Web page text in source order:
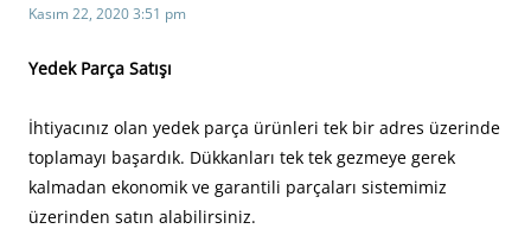
Kasım 22, 2020 3:51 pm
Yedek Parça Satışı
İhtiyacınız olan yedek parça ürünleri tek bir adres üzerinde
toplamayı başardık. Dükkanları tek tek gezmeye gerek
kalmadan ekonomik ve garantili parçaları sistemimiz
üzerinden satın alabilirsiniz.